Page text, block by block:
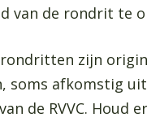
van de rondrit te
zijn
soms afkomstig
de RVVC. Houd